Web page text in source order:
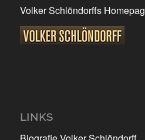
Volker Schlöndorffs
LINKS